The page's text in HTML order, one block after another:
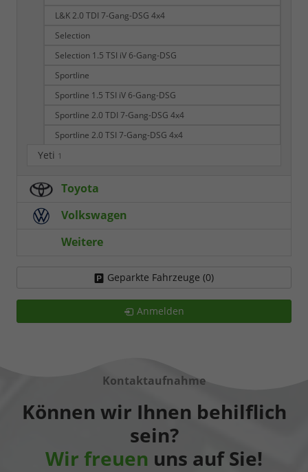
L&K 2.0 TDI 7-Gang-DSG 4x4
Selection
Selection 1.5 TSI iV 6-Gang-DSG
Sportline
Sportline 1.5 TSI iV 6-Gang-DSG
Sportline 2.0 TDI 7-Gang-DSG 4x4
Sportline 2.0 TSI 7-Gang-DSG 4x4
Yeti 1
Toyota
Volkswagen
Weitere
Geparkte Fahrzeuge (0)
Anmelden
Kontaktaufnahme
Können wir Ihnen behilflich
sein?
Wir freuen uns auf Sie!